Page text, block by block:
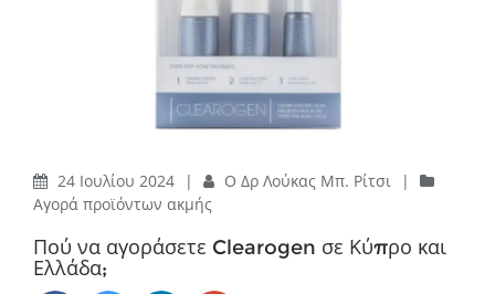
24 Ιουλίου 2024 | Ο Δρ Λούκας Μπ. Ρίτσι
|
Αγορά προϊόντων ακμής
Πού να αγοράσετε Clearogen σε Κύπρο και
Ελλάδα;